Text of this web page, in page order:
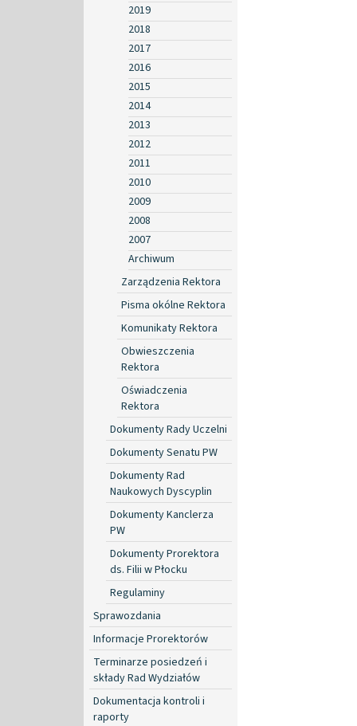
2019
2018
2017
2016
2015
2014
2013
2012
2011
2010
2009
2008
2007
Archiwum
Zarządzenia Rektora
Pisma okólne Rektora
Komunikaty Rektora
Obwieszczenia
Rektora
Oświadczenia
Rektora
Dokumenty Rady Uczelni
Dokumenty Senatu PW
Dokumenty Rad
Naukowych Dyscyplin
Dokumenty Kanclerza
PW
Dokumenty Prorektora
ds. Filii w Płocku
Regulaminy
Sprawozdania
Informacje Prorektorów
Terminarze posiedzeń i
składy Rad Wydziałów
Dokumentacja kontroli i
raporty